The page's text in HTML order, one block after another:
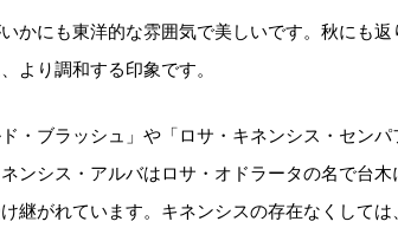
かにも東洋的な雰囲気で美しいです。秋にも
より調和する印象です。
・ブラッシュ」や「ロサ・キネンシス・セン
ンシス・アルバはロサ・オドラータの名で台
継がれています。キネンシスの存在なくして